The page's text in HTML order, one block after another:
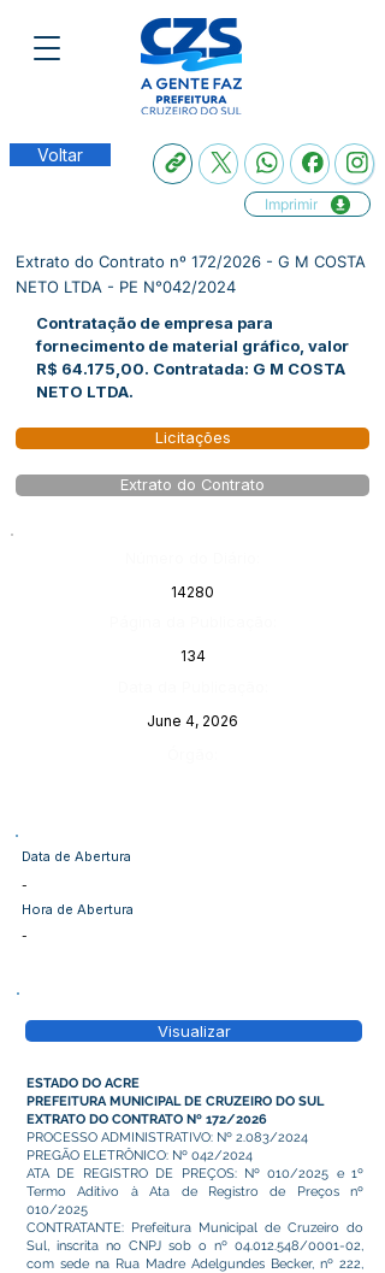
Voltar
Imprimir
Extrato do Contrato nº 172/2026 - G M COSTA
NETO LTDA - PE N°042/2024
Contratação de empresa para
fornecimento de material gráfico, valor
R$ 64.175,00. Contratada: G M COSTA
NETO LTDA.
Licitações
Extrato do Contrato
14280
134
June 4, 2026
Data de Abertura
-
Hora de Abertura
-
Visualizar
ESTADO DO ACRE
PREFEITURA MUNICIPAL DE CRUZEIRO DO SUL
EXTRATO DO CONTRATO Nº 172/2026
PROCESSO ADMINISTRATIVO: Nº 2.083/2024
PREGÃO ELETRÔNICO: Nº 042/2024
ATA DE REGISTRO DE PREÇOS: Nº 010/2025 e 1º
Termo Aditivo à Ata de Registro de Preços nº
010/2025
CONTRATANTE: Prefeitura Municipal de Cruzeiro do
Sul, inscrita no CNPJ sob o nº 04.012.548/0001-02,
com sede na Rua Madre Adelgundes Becker, nº 222,